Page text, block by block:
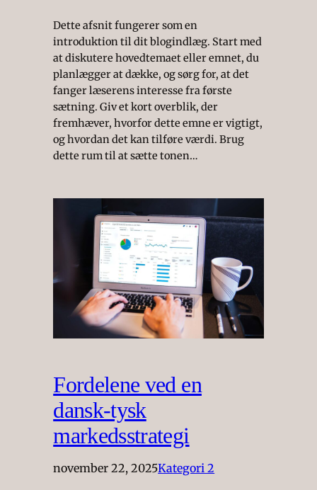
Dette afsnit fungerer som en
introduktion til dit blogindlæg. Start med
at diskutere hovedtemaet eller emnet, du
planlægger at dække, og sørg for, at det
fanger læserens interesse fra første
sætning. Giv et kort overblik, der
fremhæver, hvorfor dette emne er vigtigt,
og hvordan det kan tilføre værdi. Brug
dette rum til at sætte tonen…
Fordelene ved en
dansk-tysk
markedsstrategi
november 22, 2025Kategori 2